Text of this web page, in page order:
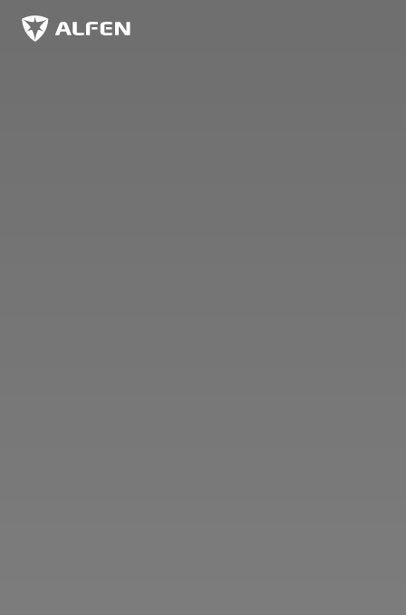
Overslaan naar hoofdinhoud
Alfen